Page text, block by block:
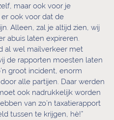
maar ook voor je
ook voor dat de
Alleen, zal je altijd zien, wij
abuis laten expireren.
al wel mailverkeer met
de rapporten moesten laten
groot incident, enorm
alle partijen. Daar werden
ook nadrukkelijk worden
van zo’n taxatierapport
tussen te krijgen, hè!”